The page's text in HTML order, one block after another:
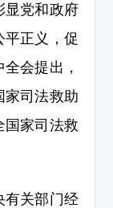
显党和政府
平正义，促
会提出，
家司法救助
国家司法救
关部门经